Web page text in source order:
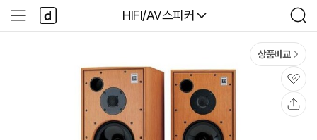
다나와
HIFI/AV스피커
검
색
사
이
다
나
와
상품비교
관
심